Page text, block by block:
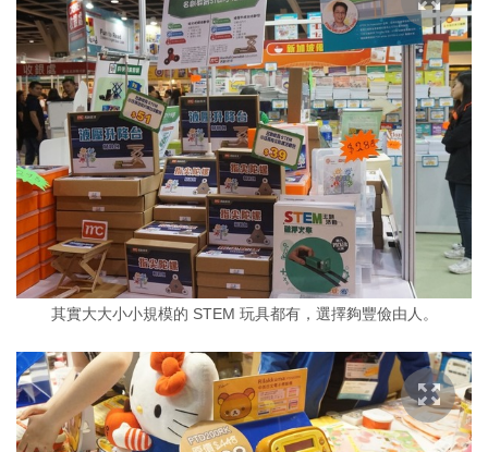
其實大大小小規模的 STEM 玩具都有，選擇夠豐儉由人。